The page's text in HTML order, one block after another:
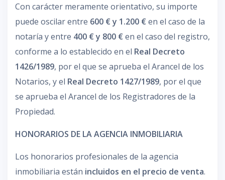
Con carácter meramente orientativo, su importe
puede oscilar entre 600 € y 1.200 € en el caso de la
notaría y entre 400 € y 800 € en el caso del registro,
conforme a lo establecido en el Real Decreto
1426/1989, por el que se aprueba el Arancel de los
Notarios, y el Real Decreto 1427/1989, por el que
se aprueba el Arancel de los Registradores de la
Propiedad.
HONORARIOS DE LA AGENCIA INMOBILIARIA
Los honorarios profesionales de la agencia
inmobiliaria están incluidos en el precio de venta.